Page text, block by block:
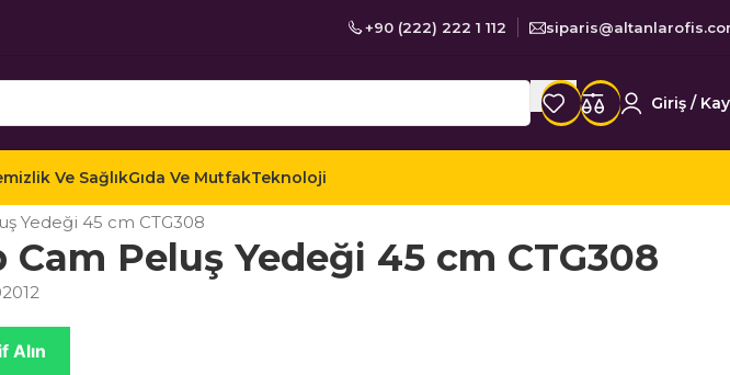
+90 (222) 222 1 112
Giriş /
Ve SağlıkGıda Ve MutfakTeknoloji
Yedeği 45 cm CTG308
Cam Peluş Yedeği 45 cm CTG308
Alın